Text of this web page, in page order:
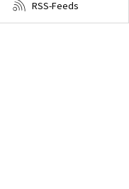
RSS-Feeds